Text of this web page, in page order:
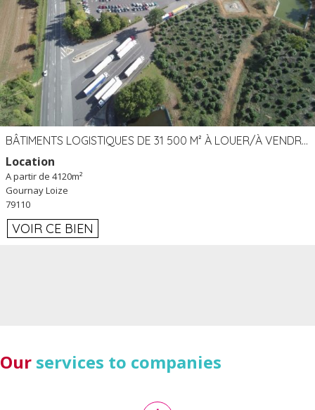
BÂTIMENTS LOGISTIQUES DE 31 500 M² À LOUER/À VENDRE SUR UN SITE DE 17 HA (79)
Location
A partir de 4120m²
Gournay Loize
79110
VOIR CE BIEN
Our services to companies